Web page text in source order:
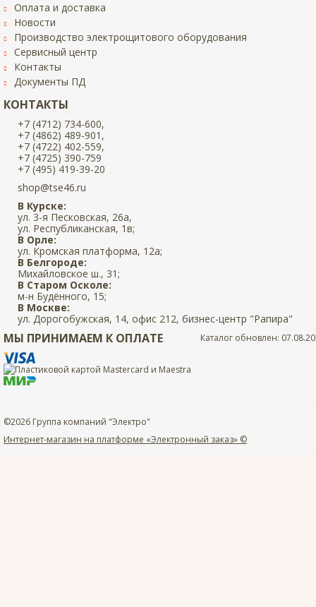
Оплата и доставка
Новости
Производство электрощитового оборудования
Сервисный центр
Контакты
Документы ПД
КОНТАКТЫ
+7 (4712) 734-600,
+7 (4862) 489-901,
+7 (4722) 402-559,
+7 (4725) 390-759
+7 (495) 419-39-20
shop@tse46.ru
В Курске:
ул. 3-я Песковская, 26а,
ул. Республиканская, 1в;
В Орле:
ул. Кромская платформа, 12а;
В Белгороде:
Михайловское ш., 31;
В Старом Осколе:
м-н Будённого, 15;
В Москве:
ул. Дорогобужская, 14, офис 212, бизнес-центр "Рапира"
МЫ ПРИНИМАЕМ К ОПЛАТЕ Каталог обновлен:
©2026 Группа компаний "Электро"
Интернет-магазин на платформе «Электронный заказ» ©